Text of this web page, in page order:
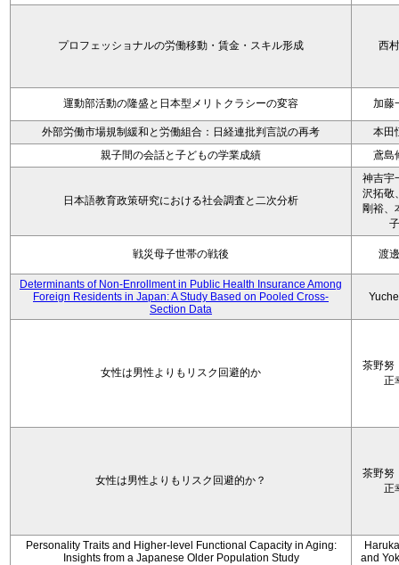
プロフェッショナルの労働移動・賃金・スキル形成 西
運動部活動の隆盛と日本型メリトクラシーの変容 加藤
外部労働市場規制緩和と労働組合：日経連批判言説の再考
本田
親子間の会話と子どもの学業成績
鳶島
日本語教育政策研究における社会調査と二次分析
神吉宇
沢拓敬
剛裕、
子
戦災母子世帯の戦後 渡
Determinants of Non-Enrollment in Public Health Insurance Among
Foreign Residents in Japan: A Study Based on Pooled Cross-
Section Data
女性は男性よりもリスク回避的か
茶野努
正
女性は男性よりもリスク回避的か？
茶野努
正
Personality Traits and Higher-level Functional Capacity in Aging:
Insights from a Japanese Older Population Study
and